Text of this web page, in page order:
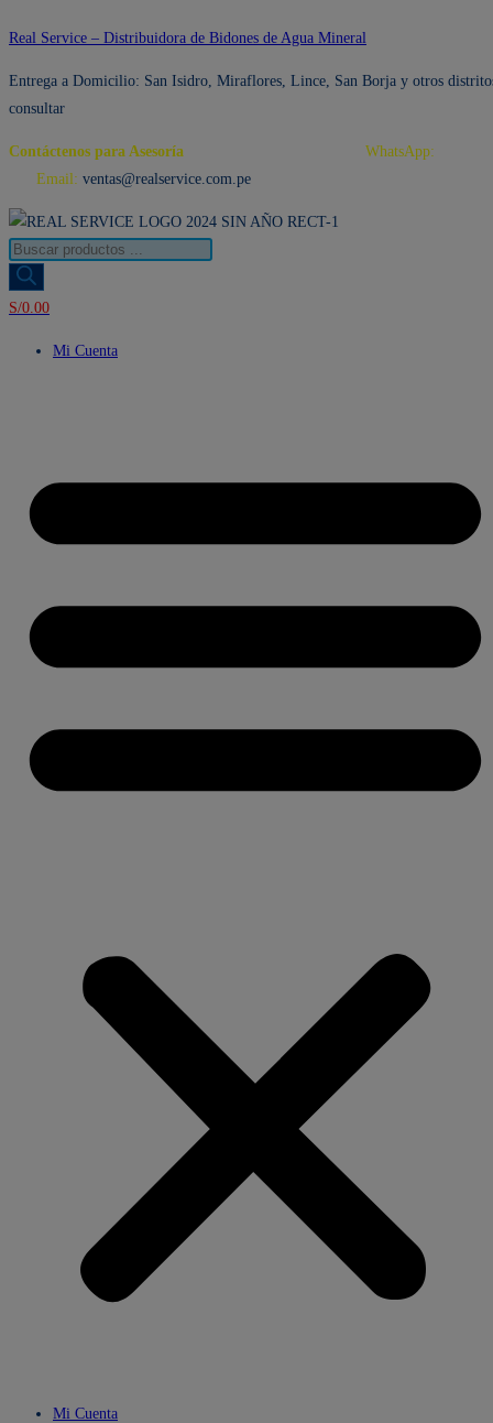
Ir
contenido
Real Service – Distribuidora de Bidones de Agua Mineral
Entrega a Domicilio: San Isidro, Miraflores, Lince, San Borja y otros
consultar
Contáctenos para Asesoría WhatsApp:
Email: ventas@realservice.com.pe
Búsqueda
de
productos
S/0.00
Mi Cuenta
Mi Cuenta